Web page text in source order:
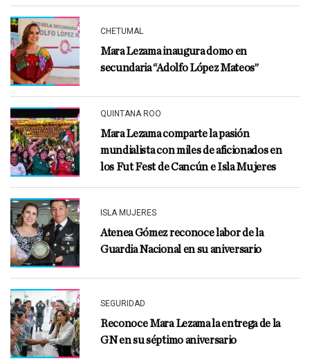
CHETUMAL
Mara Lezama inaugura domo en
secundaria “Adolfo López Mateos”
QUINTANA ROO
Mara Lezama comparte la pasión
mundialista con miles de aficionados en
los Fut Fest de Cancún e Isla Mujeres
ISLA MUJERES
Atenea Gómez reconoce labor de la
Guardia Nacional en su aniversario
SEGURIDAD
Reconoce Mara Lezama la entrega de la
GN en su séptimo aniversario